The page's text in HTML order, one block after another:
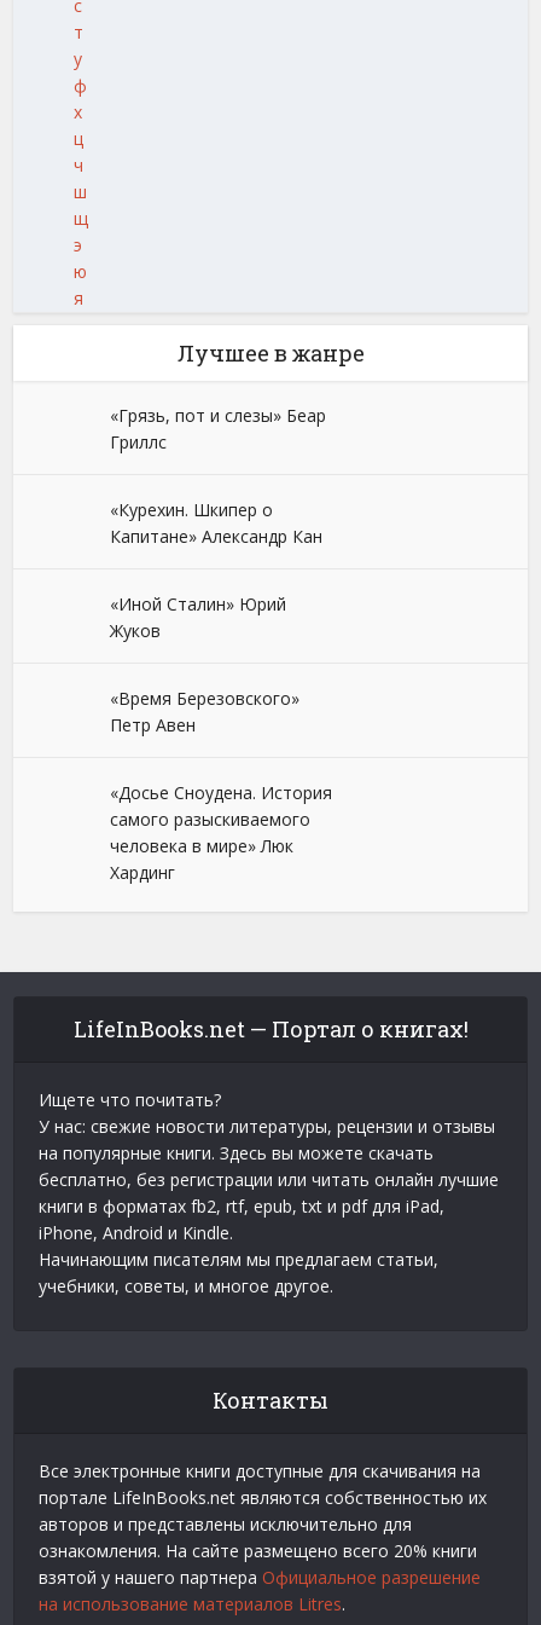
с
т
у
ф
х
ц
ч
ш
щ
э
ю
я
Лучшее в жанре
«Грязь, пот и слезы» Беар
Гриллс
«Курехин. Шкипер о
Капитане» Александр Кан
«Иной Сталин» Юрий
Жуков
«Время Березовского»
Петр Авен
«Досье Сноудена. История
самого разыскиваемого
человека в мире» Люк
Хардинг
LifeInBooks.net — Портал о книгах!
Ищете что почитать?
У нас: свежие новости литературы, рецензии и отзывы
на популярные книги. Здесь вы можете скачать
бесплатно, без регистрации или читать онлайн лучшие
книги в форматах fb2, rtf, epub, txt и pdf для iPad,
iPhone, Android и Kindle.
Начинающим писателям мы предлагаем статьи,
учебники, советы, и многое другое.
Контакты
Все электронные книги доступные для скачивания на
портале LifeInBooks.net являются собственностью их
авторов и представлены исключительно для
ознакомления. На сайте размещено всего 20% книги
взятой у нашего партнера Официальное разрешение
на использование материалов Litres.